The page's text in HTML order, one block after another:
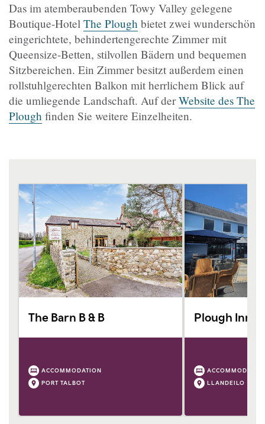
Das im atemberaubenden Towy Valley gelegene
Boutique-Hotel The Plough bietet zwei wunderschön
eingerichtete, behindertengerechte Zimmer mit
Queensize-Betten, stilvollen Bädern und bequemen
Sitzbereichen. Ein Zimmer besitzt außerdem einen
rollstuhlgerechten Balkon mit herrlichem Blick auf
die umliegende Landschaft. Auf derWebsite des The
Plough finden Sie weitere Einzelheiten.
The Barn B & B
ACCOMMODATION
PORT TALBOT
Plough Inn
LLANDEILO